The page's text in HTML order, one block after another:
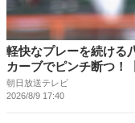
軽快なプレーを続け
カーブでピンチ断つ！
朝日放送テレビ
2026/8/9 17:40